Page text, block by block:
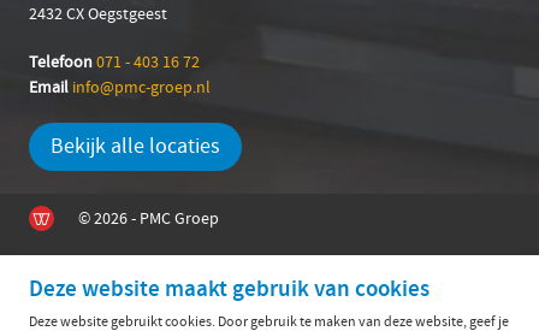
2432 CX Oegstgeest
Telefoon071 - 403 16 72
Email info@pmc-groep.nl
Bekijk alle locaties
© 2026 - PMC Groep
Deze website maakt gebruik van cookies
Deze website gebruikt cookies. Door gebruik te maken van deze website, geef je